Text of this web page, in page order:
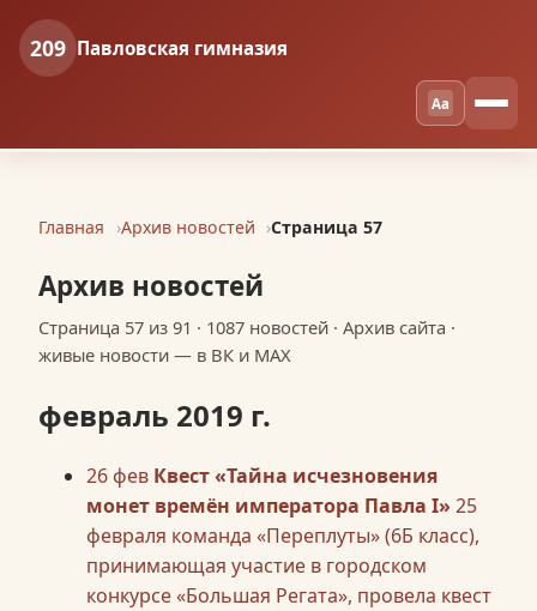
209 Павловская гимназия
Aa
Главная Архив новостей Страница 57
Архив новостей
Страница 57 из 91 · 1087 новостей · Архив сайта ·
живые новости — в ВК и MAX
февраль 2019 г.
26 фев Квест «Тайна исчезновения
монет времён императора Павла I» 25
февраля команда «Переплуты» (6Б класс),
принимающая участие в городском
конкурсе «Большая Регата», провела квест